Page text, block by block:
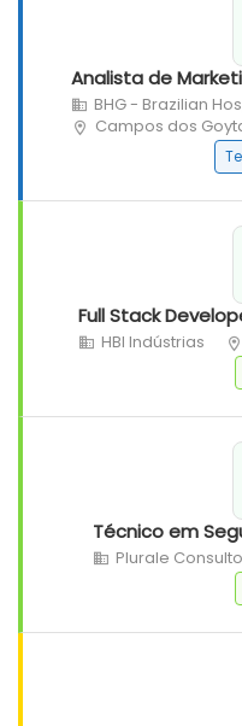
Analista de
BHG - Brazilian
Campos dos
Full Stack
HBI Indústrias
Técnico em
Plurale